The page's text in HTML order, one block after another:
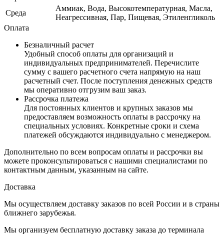
Среда
Аммиак, Вода, Высокотемпературная, Масла,
Неагрессивная, Пар, Пищевая, Этиленгликоль
Оплата
Безналичный расчет
Удобный способ оплаты для организаций и
индивидуальных предпринимателей. Перечислите
сумму с вашего расчетного счета напрямую на наш
расчетный счет. После поступления денежных средств
мы оперативно отгрузим ваш заказ.
Рассрочка платежа
Для постоянных клиентов и крупных заказов мы
предоставляем возможность оплаты в рассрочку на
специальных условиях. Конкретные сроки и схема
платежей обсуждаются индивидуально с менеджером.
Дополнительно по всем вопросам оплаты и рассрочки вы
можете проконсультироваться с нашими специалистами по
контактным данным, указанным на сайте.
Доставка
Мы осуществляем доставку заказов по всей России и в страны
ближнего зарубежья.
Мы организуем бесплатную доставку заказа до терминала